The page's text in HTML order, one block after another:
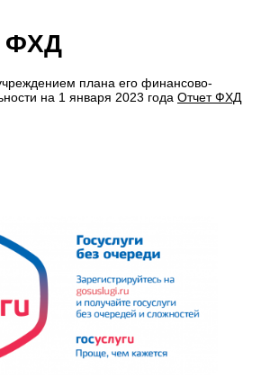
ФХД
плана его финансово-
на 1 января 2023 года Отчет ФХД